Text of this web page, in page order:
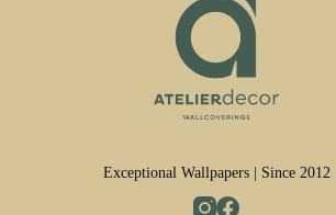
Exceptional Wallpapers | Since 2012